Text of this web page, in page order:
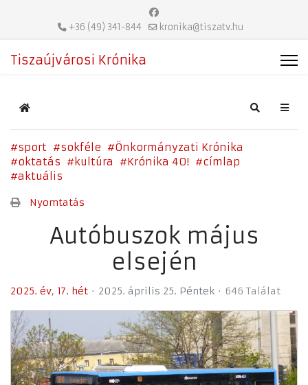
+36 (49) 341-844 kronika@tiszatv.hu
Tiszaújvárosi Krónika
Home Search
sport sokféle
Önkormányzati Krónika
oktatás
kultúra Krónika 40!
címlap
aktuális
Nyomtatás
Autóbuszok május
elsején
2025. év 17. hét 2025. április 25. Péntek 646 Találat